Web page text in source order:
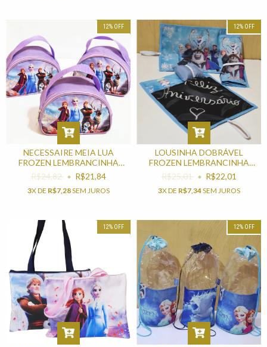
12% OFF
NECESSAIRE MEIA LUA
FROZEN LEMBRANCINHA
PARA FESTA DE
ANIVERSÁRIO
R$24,82 R$21,84
3X DE R$7,28SEM JUROS
12% OFF
LOUSINHA DOBRÁVEL
FROZEN LEMBRANCINHA
PARA FESTA INFANTIL
R$25,01 R$22,01
3X DE R$7,34SEM JUROS
12% OFF 12% OFF